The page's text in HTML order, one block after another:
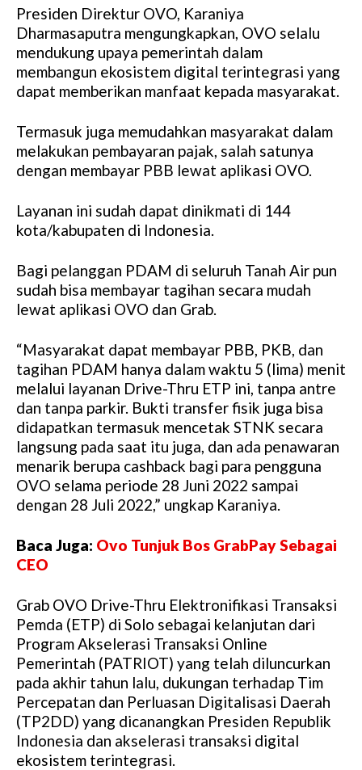
Presiden Direktur OVO, Karaniya
Dharmasaputra mengungkapkan, OVO selalu
mendukung upaya pemerintah dalam
membangun ekosistem digital terintegrasi yang
dapat memberikan manfaat kepada masyarakat.
Termasuk juga memudahkan masyarakat dalam
melakukan pembayaran pajak, salah satunya
dengan membayar PBB lewat aplikasi OVO.
Layanan ini sudah dapat dinikmati di 144
kota/kabupaten di Indonesia.
Bagi pelanggan PDAM di seluruh Tanah Air pun
sudah bisa membayar tagihan secara mudah
lewat aplikasi OVO dan Grab.
“Masyarakat dapat membayar PBB, PKB, dan
tagihan PDAM hanya dalam waktu 5 (lima) menit
melalui layanan Drive-Thru ETP ini, tanpa antre
dan tanpa parkir. Bukti transfer fisik juga bisa
didapatkan termasuk mencetak STNK secara
langsung pada saat itu juga, dan ada penawaran
menarik berupa cashback bagi para pengguna
OVO selama periode 28 Juni 2022 sampai
dengan 28 Juli 2022,” ungkap Karaniya.
Baca Juga: Ovo Tunjuk Bos GrabPay Sebagai
CEO
Grab OVO Drive-Thru Elektronifikasi Transaksi
Pemda (ETP) di Solo sebagai kelanjutan dari
Program Akselerasi Transaksi Online
Pemerintah (PATRIOT) yang telah diluncurkan
pada akhir tahun lalu, dukungan terhadap Tim
Percepatan dan Perluasan Digitalisasi Daerah
(TP2DD) yang dicanangkan Presiden Republik
Indonesia dan akselerasi transaksi digital
ekosistem terintegrasi.